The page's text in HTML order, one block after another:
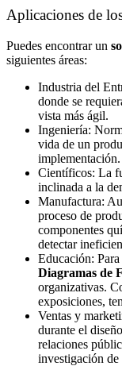
Aplicaciones de
Puedes encontrar un
siguientes áreas:
Industria del
donde se
vista más ágil.
Ingeniería:
vida de un
implementación.
Científicos: La
inclinada a la
Manufactura:
proceso de
componentes
detectar
Educación:
Diagramas de
organizativas.
exposiciones,
Ventas y
durante el
relaciones
investigación de